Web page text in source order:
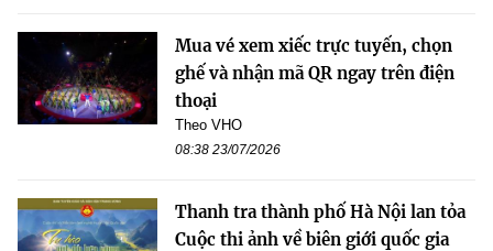
Mua vé xem xiếc trực tuyến, chọn
ghế và nhận mã QR ngay trên điện
thoại
Theo VHO
08:38 23/07/2026
Thanh tra thành phố Hà Nội lan tỏa
Cuộc thi ảnh về biên giới quốc gia